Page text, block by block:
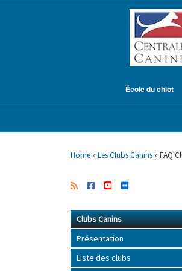
École du chiot
Home » Les Clubs Canins » FAQ
Clubs Canins
Présentation
Liste des clubs